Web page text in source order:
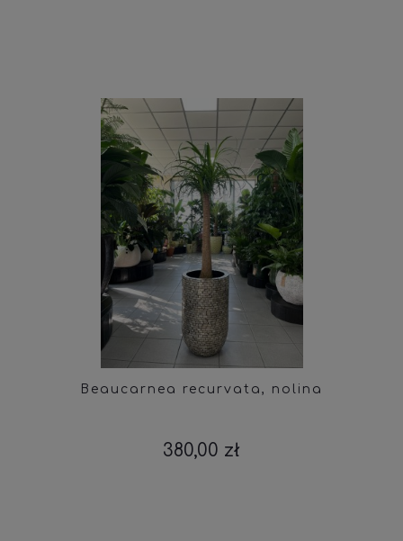
Beaucarnea recurvata, nolina
380,00 zł